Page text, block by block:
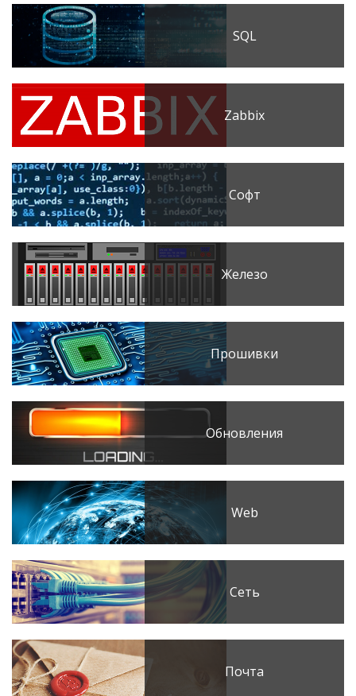
SQL
Zabbix
Софт
Железо
Прошивки
Обновления
Web
Сеть
Почта